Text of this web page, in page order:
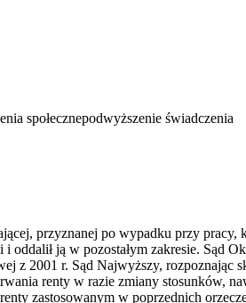
społecznepodwyższenie świadczenia
przyznanej po wypadku przy
ją w pozostałym zakresie. Sąd
z 2001 r. Sąd Najwyższy,
renty w razie zmiany stosunków,
zastosowanym w poprzednich